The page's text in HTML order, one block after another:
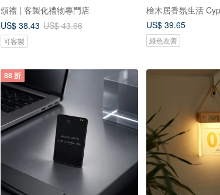
頌禮 | 客製化禮物專門店
US$ 38.43 US$ 43.66
可客製
檜木居香氛生活
US$ 39.65
綠色友善
88 折